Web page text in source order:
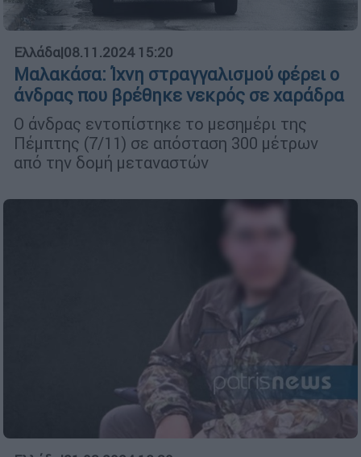
Ελλάδα|08.11.2024 15:20
Μαλακάσα: Ίχνη στραγγαλισμού φέρει ο
άνδρας που βρέθηκε νεκρός σε χαράδρα
Ο άνδρας εντοπίστηκε το μεσημέρι της
Πέμπτης (7/11) σε απόσταση 300 μέτρων
από την δομή μεταναστών